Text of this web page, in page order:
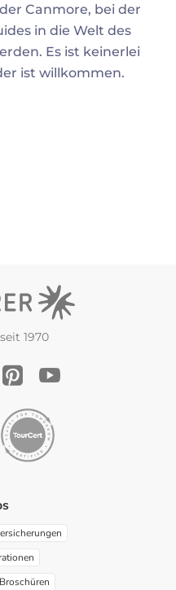
Canmore, bei der
in die Welt des
Es ist keinerlei
ist willkommen.
1970